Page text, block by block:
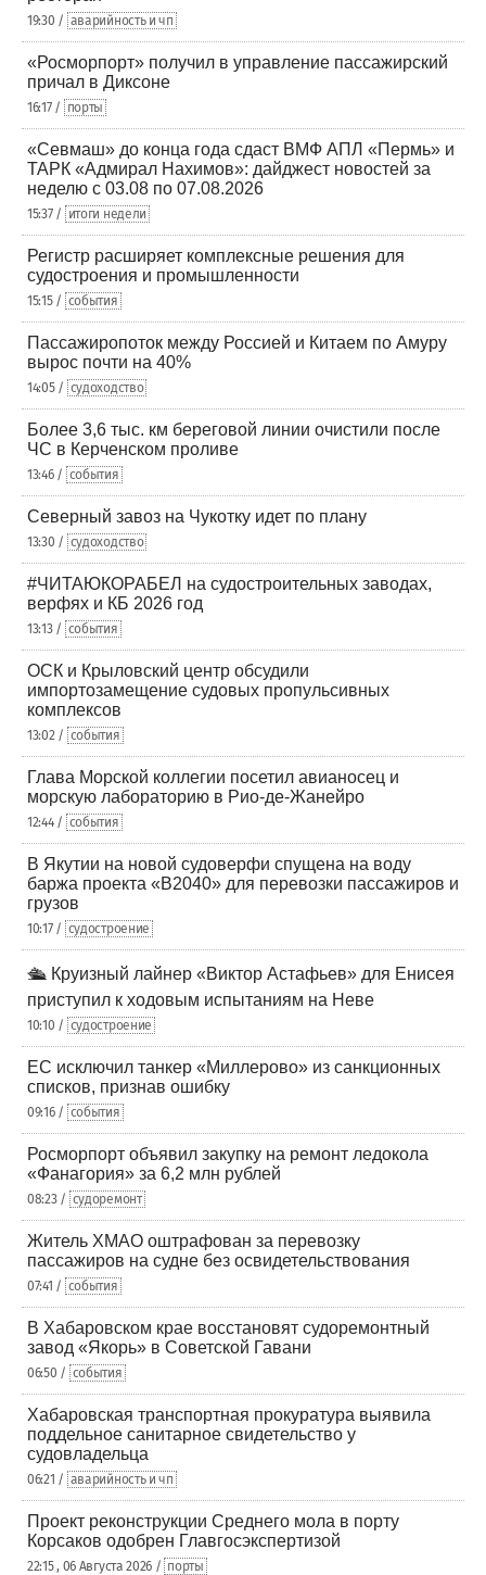
19:30 / аварийность и чп
«Росморпорт» получил в управление пассажирский
причал в Диксоне
16:17 / порты
«Севмаш» до конца года сдаст ВМФ АПЛ «Пермь» и
ТАРК «Адмирал Нахимов»: дайджест новостей за
неделю с 03.08 по 07.08.2026
15:37 / итоги недели
Регистр расширяет комплексные решения для
судостроения и промышленности
15:15 / события
Пассажиропоток между Россией и Китаем по Амуру
вырос почти на 40%
14:05 / судоходство
Более 3,6 тыс. км береговой линии очистили после
ЧС в Керченском проливе
13:46 / события
Северный завоз на Чукотку идет по плану
13:30 / судоходство
#ЧИТАЮКОРАБЕЛ на судостроительных заводах,
верфях и КБ 2026 год
13:13 / события
ОСК и Крыловский центр обсудили
импортозамещение судовых пропульсивных
комплексов
13:02 / события
Глава Морской коллегии посетил авианосец и
морскую лабораторию в Рио-де-Жанейро
12:44 / события
В Якутии на новой судоверфи спущена на воду
баржа проекта «В2040» для перевозки пассажиров и
грузов
10:17 / судостроение
🛳️ Круизный лайнер «Виктор Астафьев» для Енисея
приступил к ходовым испытаниям на Неве
10:10 / судостроение
ЕС исключил танкер «Миллерово» из санкционных
списков, признав ошибку
09:16 / события
Росморпорт объявил закупку на ремонт ледокола
«Фанагория» за 6,2 млн рублей
08:23 / судоремонт
Житель ХМАО оштрафован за перевозку
пассажиров на судне без освидетельствования
07:41 / события
В Хабаровском крае восстановят судоремонтный
завод «Якорь» в Советской Гавани
06:50 / события
Хабаровская транспортная прокуратура выявила
поддельное санитарное свидетельство у
судовладельца
06:21 / аварийность и чп
Проект реконструкции Среднего мола в порту
Корсаков одобрен Главгосэкспертизой
22:15 , 06 Августа 2026 / порты